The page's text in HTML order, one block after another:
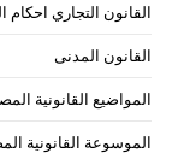
القانون التجاري
القانون المدنى
المواضيع القانونية
الموسوعة القانونية